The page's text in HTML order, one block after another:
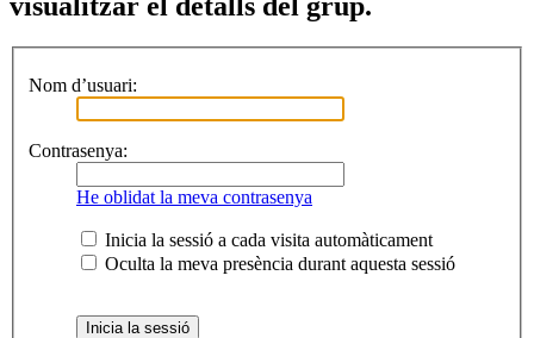
Nom d’usuari:
Contrasenya:
He oblidat la meva contrasenya
Inicia la sessió a cada visita automàticament
Oculta la meva presència durant aquesta sessió